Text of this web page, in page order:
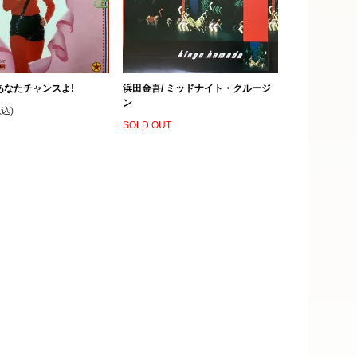
なたチャンスよ!
)
浜田金吾/ ミッドナイト・クルージ
ン
SOLD OUT